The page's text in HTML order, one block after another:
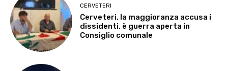
CERVETERI
Cerveteri, la maggioranza accusa i
dissidenti, è guerra aperta in
Consiglio comunale